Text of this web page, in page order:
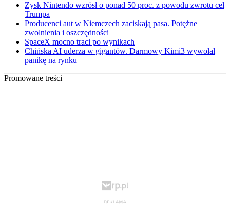
Zysk Nintendo wzrósł o ponad 50 proc. z powodu zwrotu ceł
Trumpa
Producenci aut w Niemczech zaciskają pasa. Potężne
zwolnienia i oszczędności
SpaceX mocno traci po wynikach
Chińska AI uderza w gigantów. Darmowy Kimi3 wywołał
panikę na rynku
Promowane treści